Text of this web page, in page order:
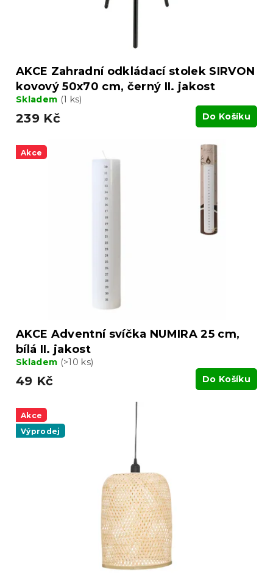
AKCE Zahradní odkládací stolek SIRVON
kovový 50x70 cm, černý II. jakost
Skladem (1 ks)
239 Kč Do Košíku
Akce
AKCE Adventní svíčka NUMIRA 25 cm,
bílá II. jakost
Skladem (>10 ks)
49 Kč Do Košíku
Akce
Výprodej